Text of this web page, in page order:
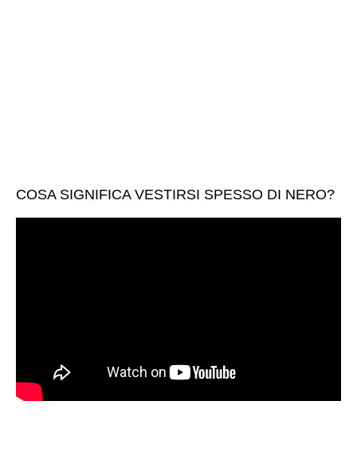
COSA SIGNIFICA VESTIRSI SPESSO DI NERO?